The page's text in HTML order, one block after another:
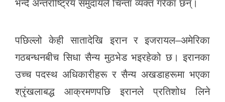
भन्दै अन्तर्राष्ट्रिय समुदायले चिन्ता व्यक्त गरेका छन्।
पछिल्लो केही सातादेखि इरान र इजरायल–अमेरिका
गठबन्धनबीच सिधा सैन्य मुठभेड भइरहेको छ। इरानका
उच्च पदस्थ अधिकारीहरू र सैन्य अखडाहरूमा भएका
श्रृंखलाबद्ध आक्रमणपछि इरानले प्रतिशोध लिने